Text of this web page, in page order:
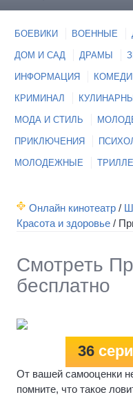
БОЕВИКИ ВОЕННЫЕ
ДОМ И САД ДРАМЫ
ИНФОРМАЦИЯ
КРИМИНАЛ
МОДА И СТИЛЬ
ПРИКЛЮЧЕНИЯ
МОЛОДЕЖНЫЕ
Онлайн кинотеатр /
Красота и здоровье /
Смотреть
бесплатно
36
От вашей самооценки
помните, что такое